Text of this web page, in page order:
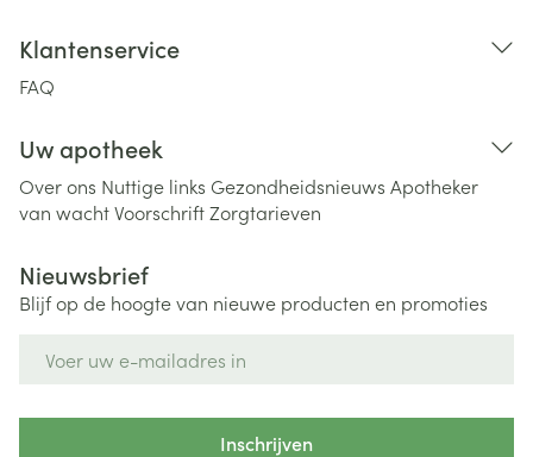
Klantenservice
FAQ
Uw apotheek
Over ons Nuttige links Gezondheidsnieuws Apotheker
van wachtVoorschriftZorgtarieven
Nieuwsbrief
Blijf op de hoogte van nieuwe producten en promoties
Inschrijven